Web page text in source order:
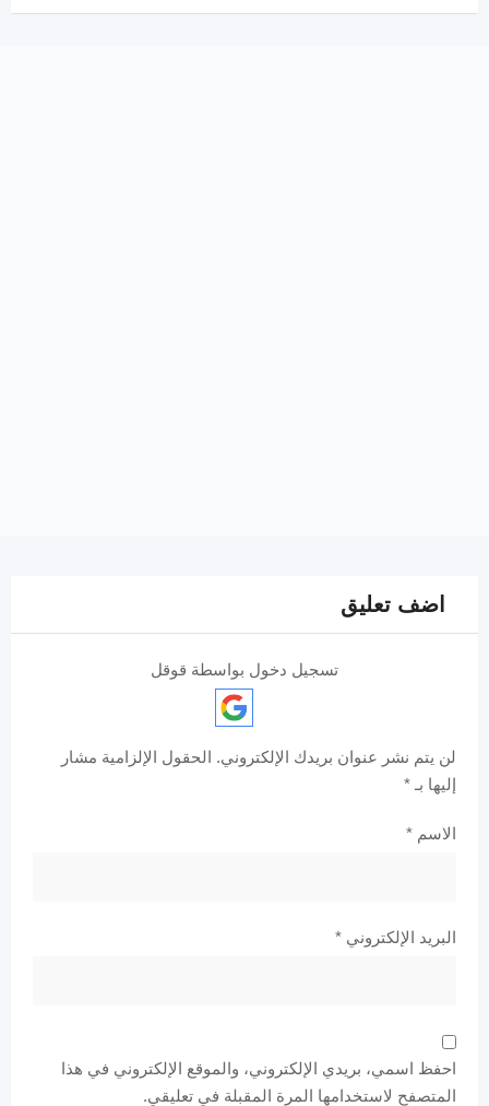
اضف تعليق
تسجيل دخول بواسطة قوقل
لن يتم نشر عنوان بريدك الإلكتروني. الحقول الإلزامية مشار
إليها بـ *
الاسم *
البريد الإلكتروني *
احفظ اسمي، بريدي الإلكتروني، والموقع الإلكتروني في هذا
المتصفح لاستخدامها المرة المقبلة في تعليقي.